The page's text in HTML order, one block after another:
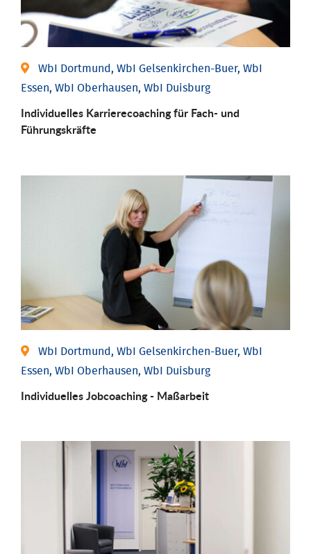
WbI Dortmund, WbI Gelsenkirchen-Buer, WbI
Essen, WbI Oberhausen, WbI Duisburg
Individu­elles Karrierecoaching für Fach-­ und
Führungs­kräfte
WbI Dortmund, WbI Gelsenkirchen-Buer, WbI
Essen, WbI Oberhausen, WbI Duisburg
Individu­elles Job­coaching - Maßarbeit